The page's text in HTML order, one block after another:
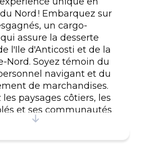
Nord ! Embarquez sur
un cargo-
assure la desserte
l'Ile d'Anticosti et de la
Nord. Soyez témoin du
navigant et du
de marchandises.
paysages côtiers, les
et ses communautés
Le Bella Desgagnés